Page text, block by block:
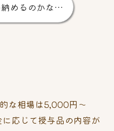
めるのかな…
な相場は5,000円～
応じて授与品の内容が